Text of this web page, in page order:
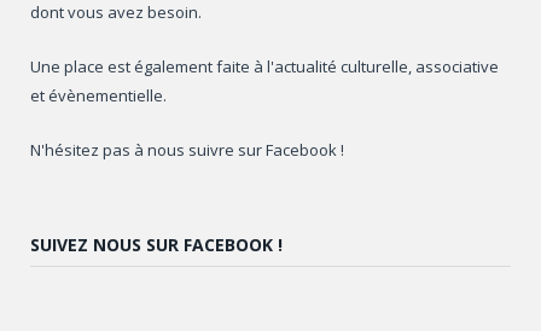
dont vous avez besoin.
Une place est également faite à l'actualité culturelle, associative
et évènementielle.
N'hésitez pas à nous suivre sur Facebook !
SUIVEZ NOUS SUR FACEBOOK !